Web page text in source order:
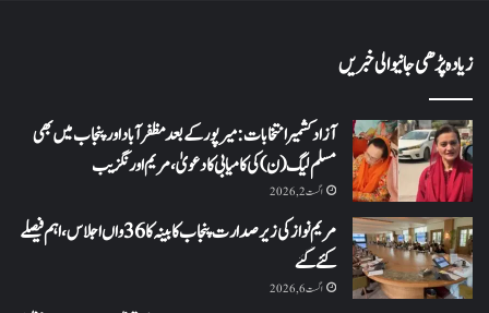
زیادہ پڑھی جانیوالی خبریں
آزاد کشمیر انتخابات: میرپور کے بعد مظفرآباد اور پنجاب میں بھی
مسلم لیگ (ن) کی کامیابی کا دعویٰ، مریم اورنگزیب
اگست 2, 2026
مریم نواز کی زیر صدارت پنجاب کابینہ کا 36واں اجلاس،اہم فیصلے
کئے گئے
اگست 6, 2026